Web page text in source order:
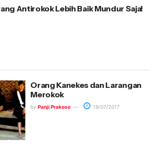
Antirokok Lebih Baik Mundur Saja!
Orang Kanekes dan Larangan
Merokok
by Panji Prakoso 19/07/2017